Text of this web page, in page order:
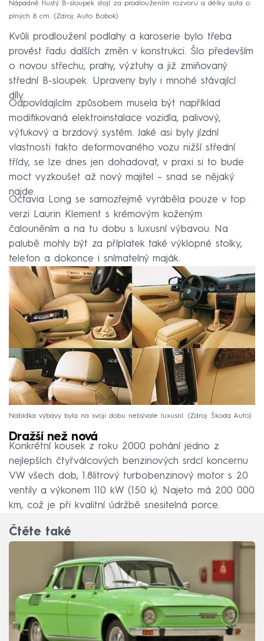
Nápadně tlustý B-sloupek stojí za prodloužením rozvoru a délky auta o
plných 8 cm.
Zdroj: Auto Bobok
Kvůli prodloužení podlahy a karoserie bylo třeba
provést řadu dalších změn v konstrukci. Šlo především
o novou střechu, prahy, výztuhy a již zmiňovaný
střední B-sloupek. Upraveny byly i mnohé stávající
díly.
Odpovídajícím způsobem musela být například
modifikovaná elektroinstalace vozidla, palivový,
výfukový a brzdový systém. Jaké asi byly jízdní
vlastnosti takto deformovaného vozu nižší střední
třídy, se lze dnes jen dohadovat, v praxi si to bude
moct vyzkoušet až nový majitel – snad se nějaký
najde.
Octavia Long se samozřejmě vyráběla pouze v top
verzi Laurin Klement s krémovým koženým
čalouněním a na tu dobu s luxusní výbavou. Na
palubě mohly být za příplatek také výklopné stolky,
telefon a dokonce i snímatelný maják.
Nabídka výbavy byla na svoji dobu nebývale luxusní. Zdroj: Škoda Auto
Dražší než nová
Konkrétní kousek z roku 2000 pohání jedno z
nejlepších čtyřválcových benzinových srdcí koncernu
VW všech dob, 1.8litrový turbobenzinový motor s 20
ventily a výkonem 110 kW (150 k). Najeto má 200 000
km, což je při kvalitní údržbě snesitelná porce.
Čtěte také